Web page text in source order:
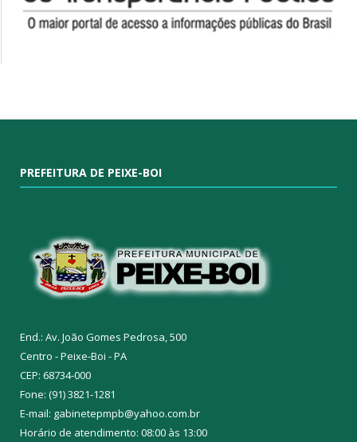
PREFEITURA DE PEIXE-BOI
End.: Av. João Gomes Pedrosa, 500
Centro - Peixe-Boi - PA
CEP: 68734-000
Fone: (91) 3821-1281
E-mail: gabinetepmpb@yahoo.com.br
Horário de atendimento: 08:00 às 13:00